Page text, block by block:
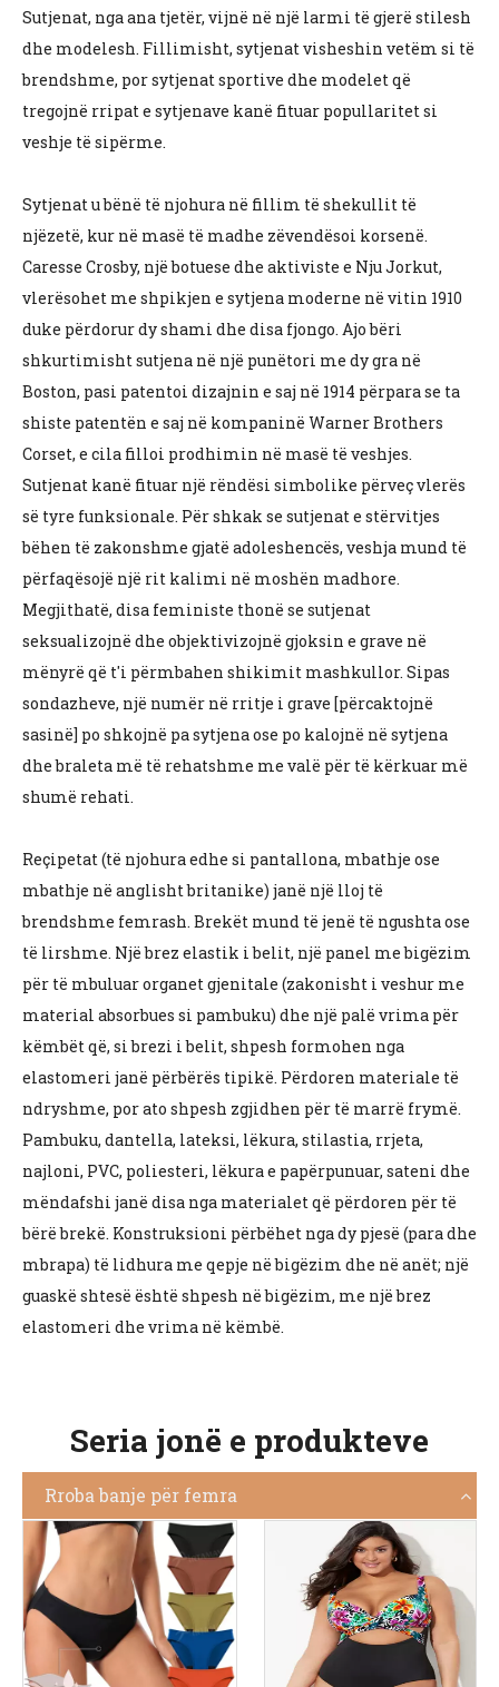
Sutjenat, nga ana tjetër, vijnë në një larmi të gjerë stilesh
dhe modelesh. Fillimisht, sytjenat visheshin vetëm si të
brendshme, por sytjenat sportive dhe modelet që
tregojnë rripat e sytjenave kanë fituar popullaritet si
veshje të sipërme.
Sytjenat u bënë të njohura në fillim të shekullit të
njëzetë, kur në masë të madhe zëvendësoi korsenë.
Caresse Crosby, një botuese dhe aktiviste e Nju Jorkut,
vlerësohet me shpikjen e sytjena moderne në vitin 1910
duke përdorur dy shami dhe disa fjongo. Ajo bëri
shkurtimisht sutjena në një punëtori me dy gra në
Boston, pasi patentoi dizajnin e saj në 1914 përpara se ta
shiste patentën e saj në kompaninë Warner Brothers
Corset, e cila filloi prodhimin në masë të veshjes.
Sutjenat kanë fituar një rëndësi simbolike përveç vlerës
së tyre funksionale. Për shkak se sutjenat e stërvitjes
bëhen të zakonshme gjatë adoleshencës, veshja mund të
përfaqësojë një rit kalimi në moshën madhore.
Megjithatë, disa feministe thonë se sutjenat
seksualizojnë dhe objektivizojnë gjoksin e grave në
mënyrë që t'i përmbahen shikimit mashkullor. Sipas
sondazheve, një numër në rritje i grave [përcaktojnë
sasinë] po shkojnë pa sytjena ose po kalojnë në sytjena
dhe braleta më të rehatshme me valë për të kërkuar më
shumë rehati.
Reçipetat (të njohura edhe si pantallona, ​​mbathje ose
mbathje në anglisht britanike) janë një lloj të
brendshme femrash. Brekët mund të jenë të ngushta ose
të lirshme. Një brez elastik i belit, një panel me bigëzim
për të mbuluar organet gjenitale (zakonisht i veshur me
material absorbues si pambuku) dhe një palë vrima për
këmbët që, si brezi i belit, shpesh formohen nga
elastomeri janë përbërës tipikë. Përdoren materiale të
ndryshme, por ato shpesh zgjidhen për të marrë frymë.
Pambuku, dantella, lateksi, lëkura, stilastia, rrjeta,
najloni, PVC, poliesteri, lëkura e papërpunuar, sateni dhe
mëndafshi janë disa nga materialet që përdoren për të
bërë brekë. Konstruksioni përbëhet nga dy pjesë (para dhe
mbrapa) të lidhura me qepje në bigëzim dhe në anët; një
guaskë shtesë është shpesh në bigëzim, me një brez
elastomeri dhe vrima në këmbë.
Seria jonë e produkteve
Rroba banje për femra